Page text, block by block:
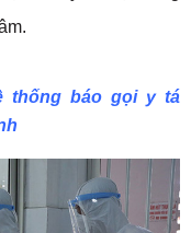
thống báo gọi y tá